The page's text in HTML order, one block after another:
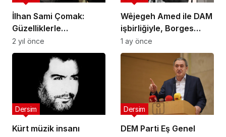
İlhan Sami Çomak:
Güzelliklerle
uğraşmamız gerekiyor
2 yıl önce
Wêjegeh Amed ile DAM
işbirliğiyle, Borges
Dêrsim’de
1 ay önce
Kürt müzik insanı
Dersim
DEM Parti Eş Genel
Dersim